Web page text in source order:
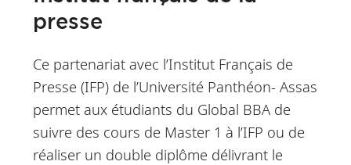
presse
Ce partenariat avec l’Institut Français de
Presse (IFP) de l’Université Panthéon- Assas
permet aux étudiants du Global BBA de
suivre des cours de Master 1 à l’IFP ou de
réaliser un double diplôme délivrant le